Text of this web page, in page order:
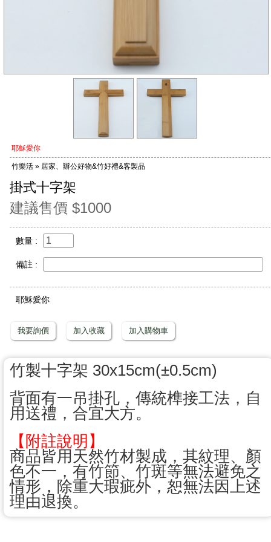
耶穌愛你
竹樂活 » 居家、辦公好物&竹好禮&客製品
掛式十字架
建議售價 $1000
數量 :
備註 :
耶穌愛你
我要詢價 加入收藏 加入購物車
竹製十字架 30x15cm(±0.5cm)
背面有一吊掛孔，傳統榫接工法，自
用送禮，合宜大方。
【附註說明】
商品皆用天然竹材製成，其紋理、顏
色不一，有竹節、竹斑等無法避免之
情形，除重大瑕疵外，恕無法因上述
理由退換。